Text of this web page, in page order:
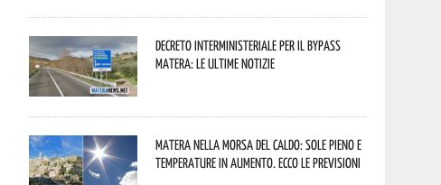
Decreto interministeriale per il Bypass
Matera: le ultime notizie
Matera nella morsa del caldo: sole pieno e
temperature in aumento. Ecco le previsioni